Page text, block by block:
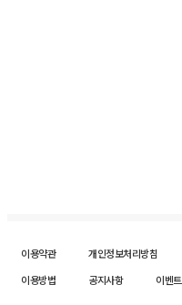
이용약관 개인정보처리방침
이용방법
공지사항 이벤트